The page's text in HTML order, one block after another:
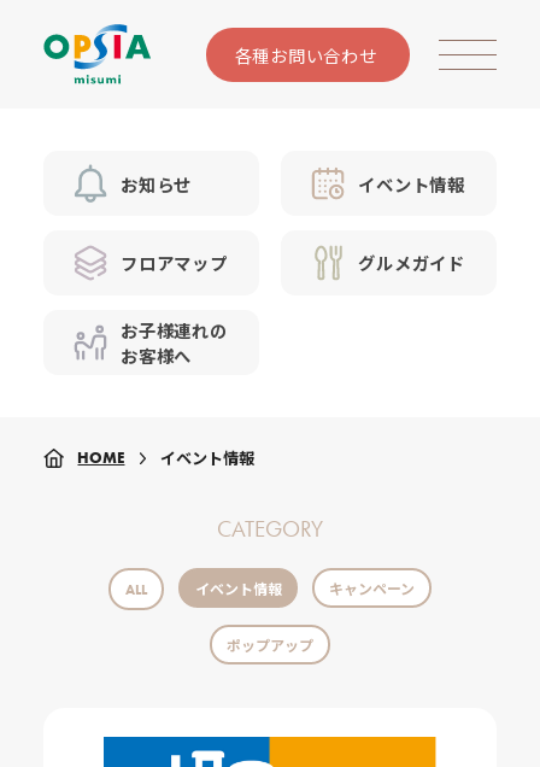
各種お問い合わせ
お知らせ イベント情報
フロアマップ グルメガイド
お子様連れの
お客様へ
HOME イベント情報
CATEGORY
ALL イベント情報 キャンペーン
ポップアップ